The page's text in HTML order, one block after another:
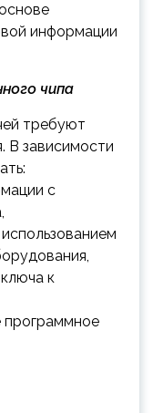
информации
чипа
требуют
В зависимости
с
к
программное